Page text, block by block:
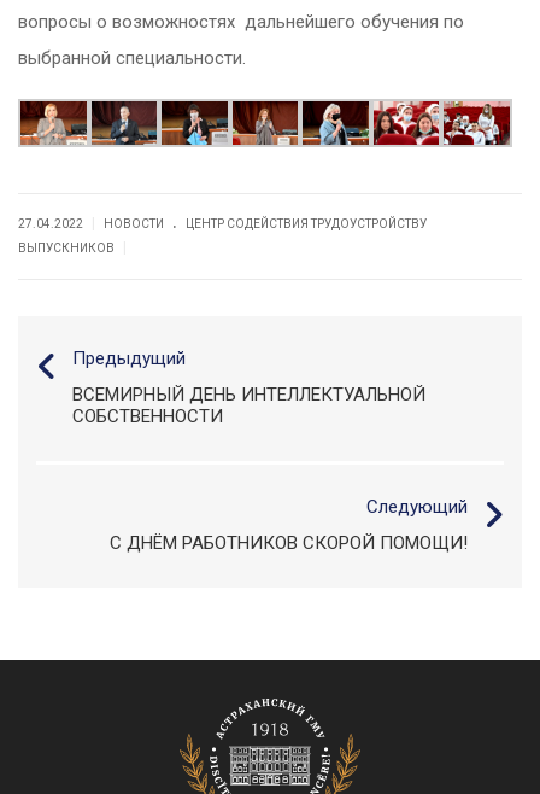
вопросы о возможностях дальнейшего обучения по
выбранной специальности.
27.04.2022 НОВОСТИ .
ЦЕНТР СОДЕЙСТВИЯ ТРУДОУСТРОЙСТВУ
ВЫПУСКНИКОВ
Предыдущий
ВСЕМИРНЫЙ ДЕНЬ ИНТЕЛЛЕКТУАЛЬНОЙ
СОБСТВЕННОСТИ
Следующий
С ДНЁМ РАБОТНИКОВ СКОРОЙ ПОМОЩИ!